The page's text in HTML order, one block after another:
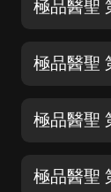
極品醫聖
極品醫聖
極品醫聖
極品醫聖